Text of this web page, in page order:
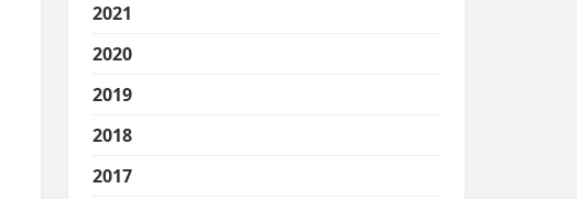
2021
2020
2019
2018
2017